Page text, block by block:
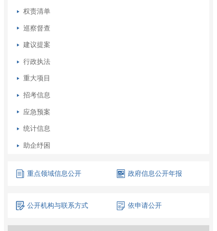
权责清单
巡察督查
建议提案
行政执法
重大项目
招考信息
应急预案
统计信息
助企纾困
重点领域信息公开 政府信息公开年报
公开机构与联系方式 依申请公开